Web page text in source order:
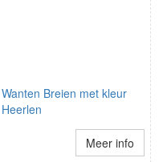
Wanten Breien met kleur
Heerlen
Meer info